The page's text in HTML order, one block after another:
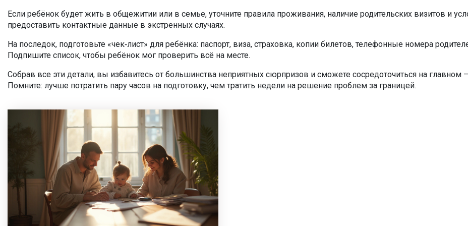
Если ребёнок будет жить в общежитии или в семье, уточните правила проживания, наличие родительских визитов и
предоставить контактные данные в экстренных случаях.
На последок, подготовьте «чек‑лист» для ребёнка: паспорт, виза, страховка, копии билетов, телефонные номера
Подпишите список, чтобы ребёнок мог проверить всё на месте.
Собрав все эти детали, вы избавитесь от большинства неприятных сюрпризов и сможете сосредоточиться на
Помните: лучше потратить пару часов на подготовку, чем тратить недели на решение проблем за границей.